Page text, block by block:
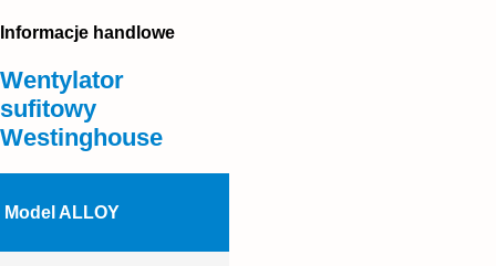
Informacje handlowe
Wentylator
sufitowy
Westinghouse
Model ALLOY